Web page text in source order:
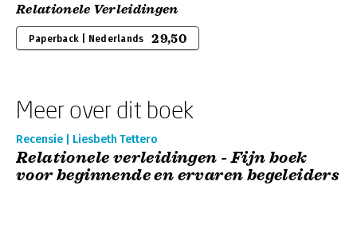
Relationele Verleidingen
Paperback | Nederlands 29,50
Meer over dit boek
Recensie | Liesbeth Tettero
Relationele verleidingen - Fijn boek
voor beginnende en ervaren begeleiders